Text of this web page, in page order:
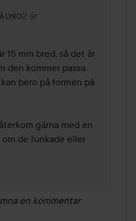
LYKO
Kundtjänst på Lyko.
2 år
Kommentaren lades 2 år
15 mm bred, så det är
den kommer passa
bero på formen på
gärna med en
de funkade eller
en kommentar